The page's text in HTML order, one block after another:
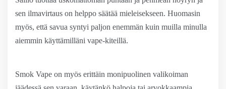
sen ilmavirtaus on helppo säätää mieleisekseen. Huomasin
myös, että savua syntyi paljon enemmän kuin muilla minulla
aiemmin käyttämilläni vape-kiteillä.
Smok Vape on myös erittäin monipuolinen valikoiman